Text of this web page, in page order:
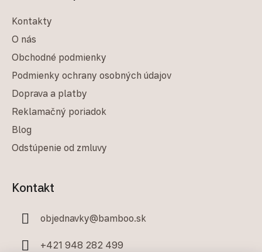
Kontakty
O nás
Obchodné podmienky
Podmienky ochrany osobných údajov
Doprava a platby
Reklamačný poriadok
Blog
Odstúpenie od zmluvy
Kontakt
objednavky@bamboo.sk
+421 948 282 499